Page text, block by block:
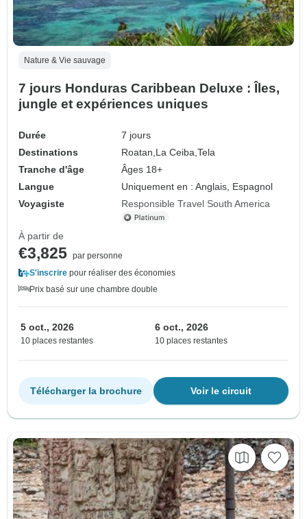
Nature & Vie sauvage
7 jours Honduras Caribbean Deluxe : Îles,
jungle et expériences uniques
Durée
7 jours
Destinations
Roatan,La Ceiba,Tela
Tranche d'âge
Âges 18+
Langue
Uniquement en : Anglais, Espagnol
Voyagiste
Responsible Travel South America
À partir de
€3,825 par personne
S'inscrire pour réaliser des économies
Prix basé sur une chambre double
5 oct., 2026
10 places restantes
6 oct., 2026
10 places restantes
Voir le circuit
Télécharger la brochure